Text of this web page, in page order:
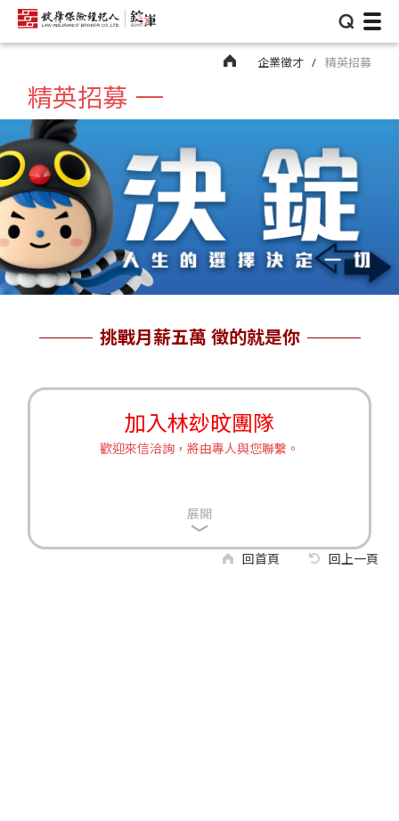
⌕
企業徵才 精英招募
精英招募
挑戰月薪五萬 徵的就是你
展開
加入林玅旼團隊
歡迎來信洽詢，將由專人與您聯繫。
回首頁 回上一頁